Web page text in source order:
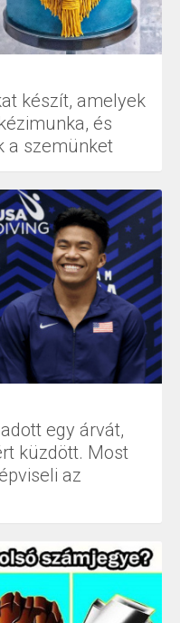
készít, amelyek
és
a szemünket
egy árvát,
küzdött. Most
az